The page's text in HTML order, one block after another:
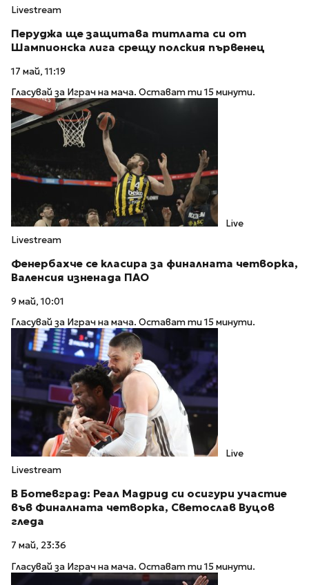
Livestream
Перуджа ще защитава титлата си от
Шампионска лига срещу полския първенец
17 май, 11:19
Гласувай за Играч на мача. Остават ти 15 минути.
Live
Livestream
Фенербахче се класира за финалната четворка,
Валенсия изненада ПАО
9 май, 10:01
Гласувай за Играч на мача. Остават ти 15 минути.
Live
Livestream
В Ботевград: Реал Мадрид си осигури участие
във Финалната четворка, Светослав Вуцов
гледа
7 май, 23:36
Гласувай за Играч на мача. Остават ти 15 минути.